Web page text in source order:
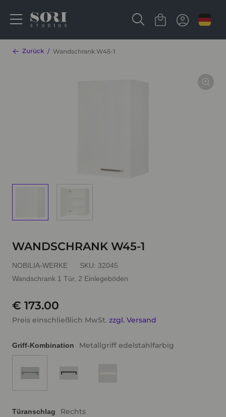
Zurück Wandschrank W45-1
WANDSCHRANK W45-1
NOBILIA-WERKE SKU: 32045
Wandschrank 1 Tür, 2 Einlegeböden
€ 173.00
Preis einschließlich MwSt. zzgl. Versand
Griff-Kombination Metallgriff edelstahlfarbig
Türanschlag Rechts